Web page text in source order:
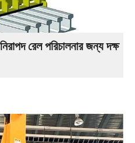
রেল পরিচালনার জন্য দক্ষ